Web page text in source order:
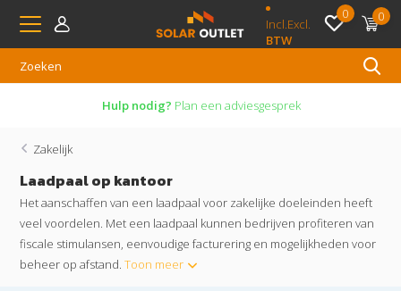
Incl.Excl.
BTW
0 0
Hulp nodig? Plan een adviesgesprek
Zakelijk
Laadpaal op kantoor
Het aanschaffen van een laadpaal voor zakelijke doeleinden heeft
veel voordelen. Met een laadpaal kunnen bedrijven profiteren van
fiscale stimulansen, eenvoudige facturering en mogelijkheden voor
beheer op afstand.Toon meer